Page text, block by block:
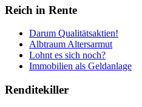
Reich in Rente
Darum Qualitätsaktien!
Albtraum Altersarmut
Lohnt es sich noch?
Immobilien als Geldanlage
Renditekiller